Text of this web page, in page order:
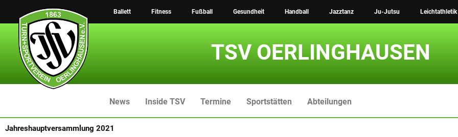
Inhalt
springen
Ballett Fitness Fußball Gesundheit Handball Jazztanz Ju-Jutsu Leichtathletik
TSV OERLINGHAUSEN
News Inside TSV Termine Sportstätten Abteilungen
Jahreshauptversammlung 2021